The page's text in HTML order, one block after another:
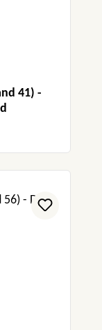
41) -